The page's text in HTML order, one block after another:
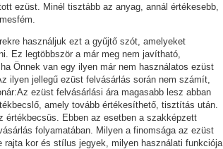
ezüst. Minél tisztább az anyag, annál értékesebb,
használjuk ezt a gyűjtő szót, amelyeket
Ez legtöbbször a már meg nem javítható,
Önnek van egy ilyen már nem használatos ezüst
ilyen jellegű ezüst felvásárlás során nem számít,
ezüst felvásárlási ára magasabb lesz abban
amely tovább értékesíthető, tisztítás után.
értékbecsüs. Ebben az esetben a szakképzett
folyamatában. Milyen a finomsága az ezüst
rajta kor és stílus jegyek, milyen használati funkciója